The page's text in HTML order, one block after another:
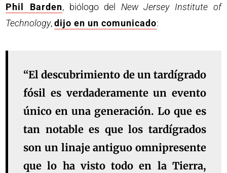
Phil Barden, biólogo del New Jersey Institute of
Technology,dijo en un comunicado:
“El descubrimiento de un tardígrado
fósil es verdaderamente un evento
único en una generación. Lo que es
tan notable es que los tardígrados
son un linaje antiguo omnipresente
que lo ha visto todo en la Tierra,